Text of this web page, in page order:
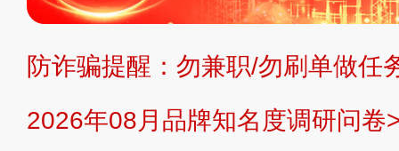
持投资购买的观点或意见，页面信息
提交说明： 快速提交发布>> 提交品
防诈骗提醒：勿兼职/勿刷单做任
2026年08月品牌知名度调研问卷